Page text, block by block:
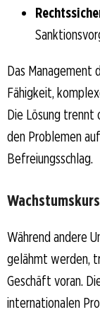
Das Management
Fähigkeit,
Die Lösung trennt
den Problemen
Befreiungsschlag.
Während andere
gelähmt werden,
Geschäft voran.
internationalen